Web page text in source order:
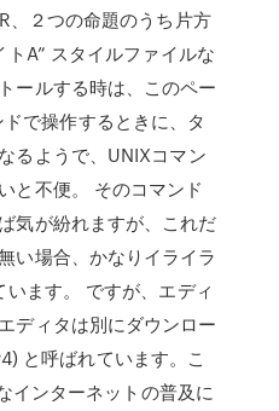
、２つの命題のうち片方
A” スタイルファイルな
ールする時は、このペー
で操作するときに、タ
るようで、UNIXコマン
と不便。 そのコマンド
気が紛れますが、これだ
い場合、かなりイライラ
ます。 ですが、エディ
ディタは別にダウンロー
と呼ばれています。こ
インターネットの普及に